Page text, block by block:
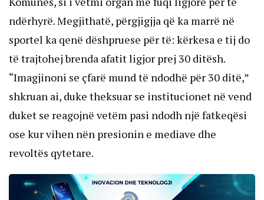
ndërhyrë. Megjithatë, përgjigjja që ka marrë në
sportel ka qenë dëshpruese për të: kërkesa e tij do
të trajtohej brenda afatit ligjor prej 30 ditësh.
“Imagjinoni se çfarë mund të ndodhë për 30 ditë,”
shkruan ai, duke theksuar se institucionet në vend
duket se reagojnë vetëm pasi ndodh një fatkeqësi
ose kur vihen nën presionin e mediave dhe
revoltës qytetare.